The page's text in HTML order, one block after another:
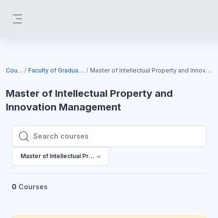
Courses Faculty of Graduate Studies Master of Intellectual Property and Innovation Management
Master of Intellectual Property and
Innovation Management
Search courses
Search courses
Master of Intellectual Property and Innovation Management
0 Courses